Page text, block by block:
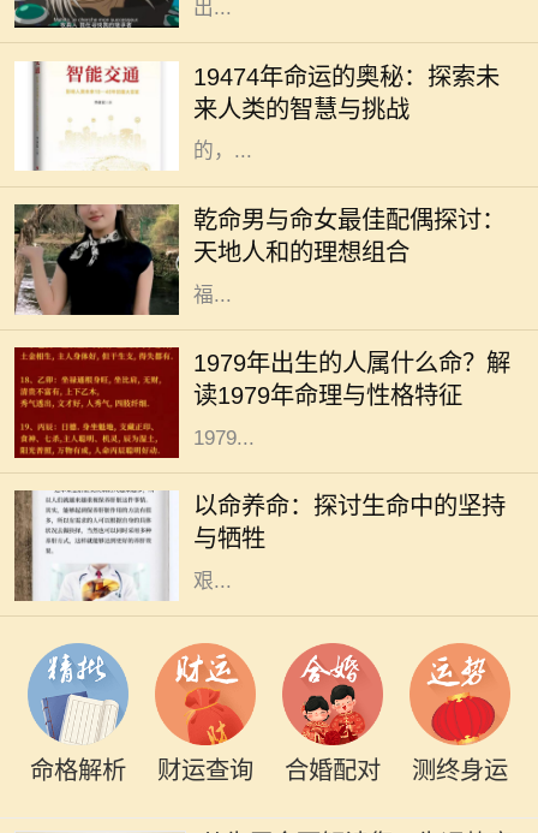
出...
19474年命运的奥秘：探索未
来人类的智慧与挑战
19474年，这一神秘的年份似乎充满
了无尽的可能性与挑战。对于每一个
生命而言，命运从来没有固定的答
案。在这未来的年代间，人们所经历
的，...
乾命男与命女最佳配偶探讨：
天地人和的理想组合
在中华传统命理学中，命理不仅可以
影响一个人的性格和命运，还可以影
响其与他人的相处和和谐程度。尤其
是夫妻之间的配合，更是影响生活幸
福...
1979年出生的人属什么命？解
读1979年命理与性格特征
在中华文化中，命理学作为一门古老
而神秘的学问，承载了人们对未来的
期望与生活的智慧。尤其是生肖对命
理的影响更是让不少人颇感兴趣。
1979...
以命养命：探讨生命中的坚持
与牺牲
在我们生活的每一天，“以命养命”这
个词汇时常萦绕在心头。然而，它的
深入含义并不只是字面上的理解，而
是包涵了我们在生活中所要面对的
艰...
命格解析 财运查询 合婚配对 测终身运